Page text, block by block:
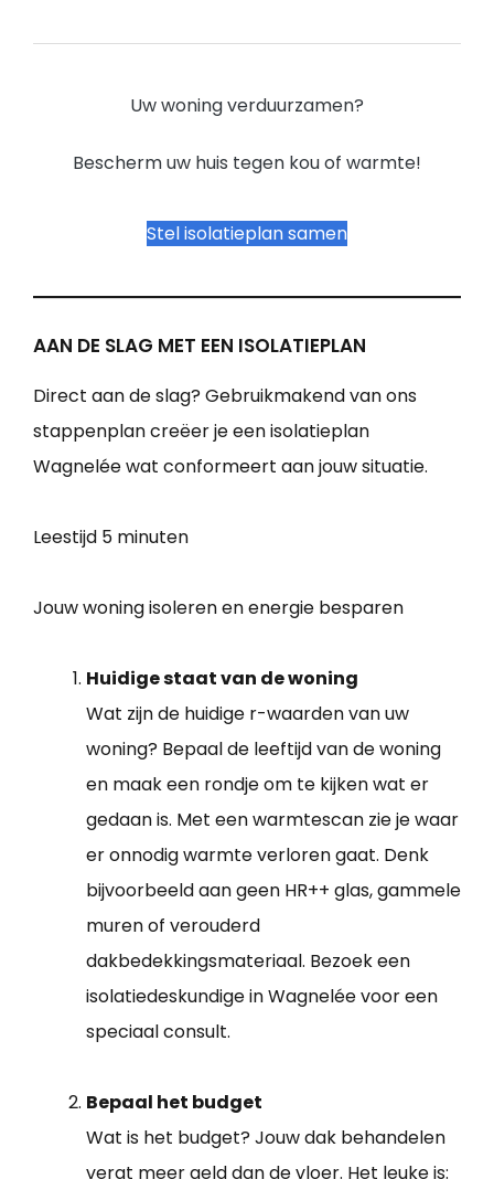
Uw woning verduurzamen?
Bescherm uw huis tegen kou of warmte!
Stel isolatieplan samen
AAN DE SLAG MET EEN ISOLATIEPLAN
Direct aan de slag? Gebruikmakend van ons
stappenplan creëer je een isolatieplan
Wagnelée wat conformeert aan jouw situatie.
Leestijd 5 minuten
Jouw woning isoleren en energie besparen
Huidige staat van de woning
Wat zijn de huidige r-waarden van uw
woning? Bepaal de leeftijd van de woning
en maak een rondje om te kijken wat er
gedaan is. Met een warmtescan zie je waar
er onnodig warmte verloren gaat. Denk
bijvoorbeeld aan geen HR++ glas, gammele
muren of verouderd
dakbedekkingsmateriaal. Bezoek een
isolatiedeskundige in Wagnelée voor een
speciaal consult.
Bepaal het budget
Wat is het budget? Jouw dak behandelen
vergt meer geld dan de vloer. Het leuke is: